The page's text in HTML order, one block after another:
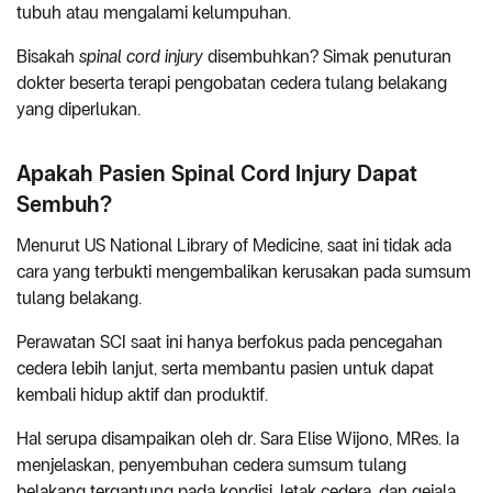
tubuh atau mengalami kelumpuhan.
Bisakah spinal cord injury disembuhkan? Simak penuturan
dokter beserta terapi pengobatan cedera tulang belakang
yang diperlukan.
Apakah Pasien Spinal Cord Injury Dapat
Sembuh?
Menurut US National Library of Medicine, saat ini tidak ada
cara yang terbukti mengembalikan kerusakan pada sumsum
tulang belakang.
Perawatan SCI saat ini hanya berfokus pada pencegahan
cedera lebih lanjut, serta membantu pasien untuk dapat
kembali hidup aktif dan produktif.
Hal serupa disampaikan oleh dr. Sara Elise Wijono, MRes. Ia
menjelaskan, penyembuhan cedera sumsum tulang